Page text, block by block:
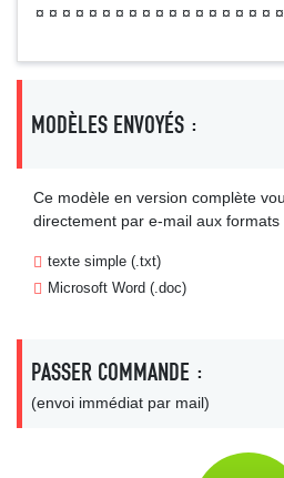
¤ ¤ ¤ ¤ ¤ ¤ ¤ ¤ ¤ ¤ ¤ ¤ ¤ ¤ ¤ ¤ ¤ ¤ ¤
MODÈLES ENVOYÉS :
Ce modèle en version complète
directement par e-mail aux formats
texte simple (.txt)
Microsoft Word (.doc)
PASSER COMMANDE :
(envoi immédiat par mail)